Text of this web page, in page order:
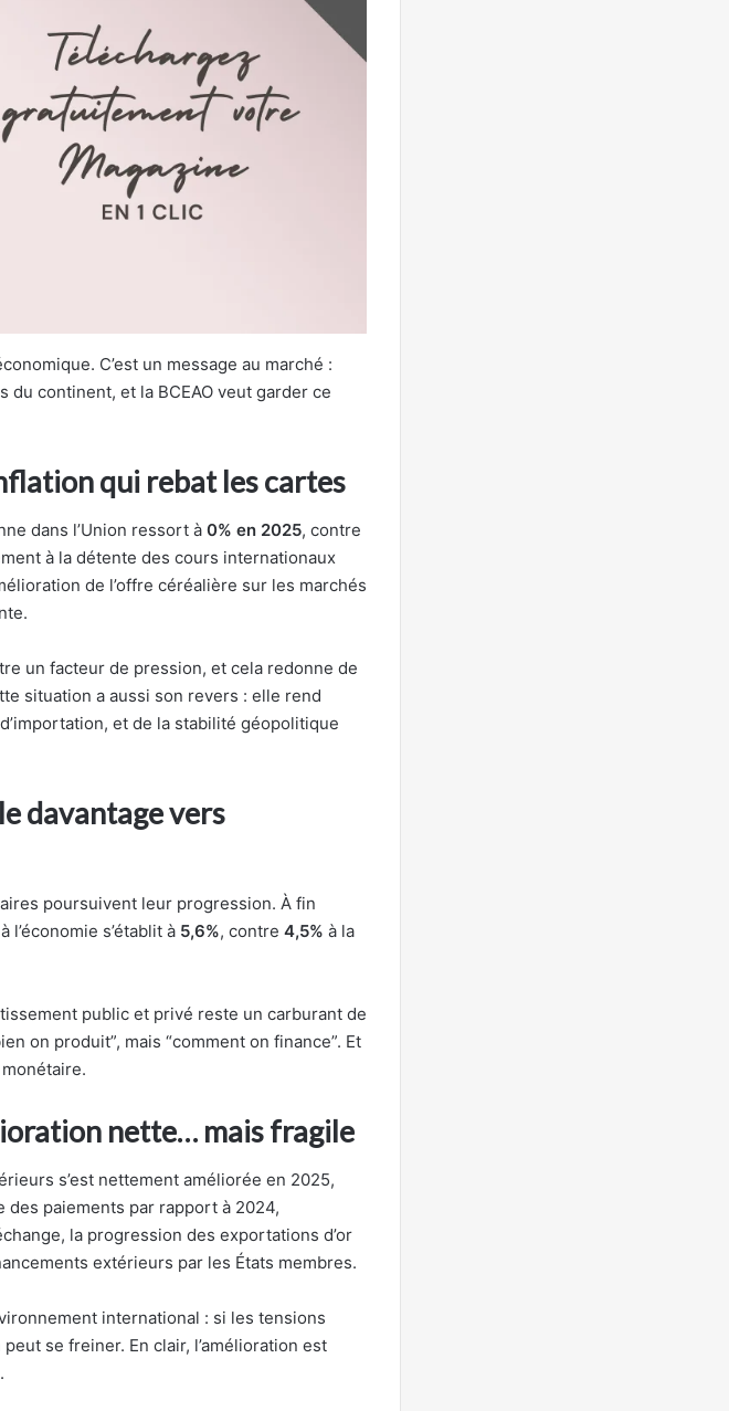
C’est un message au marché :
du continent, et la BCEAO veut garder ce
qui rebat les cartes
dans l’Union ressort à 0% en 2025, contre
à la détente des cours internationaux
de l’offre céréalière sur les marchés
un facteur de pression, et cela redonne de
situation a aussi son revers : elle rend
et de la stabilité géopolitique
davantage vers
poursuivent leur progression. À fin
s’établit à 5,6%, contre 4,5% à la
public et privé reste un carburant de
on produit”, mais “comment on finance”. Et
nette… mais fragile
s’est nettement améliorée en 2025,
des paiements par rapport à 2024,
la progression des exportations d’or
extérieurs par les États membres.
international : si les tensions
se freiner. En clair, l’amélioration est